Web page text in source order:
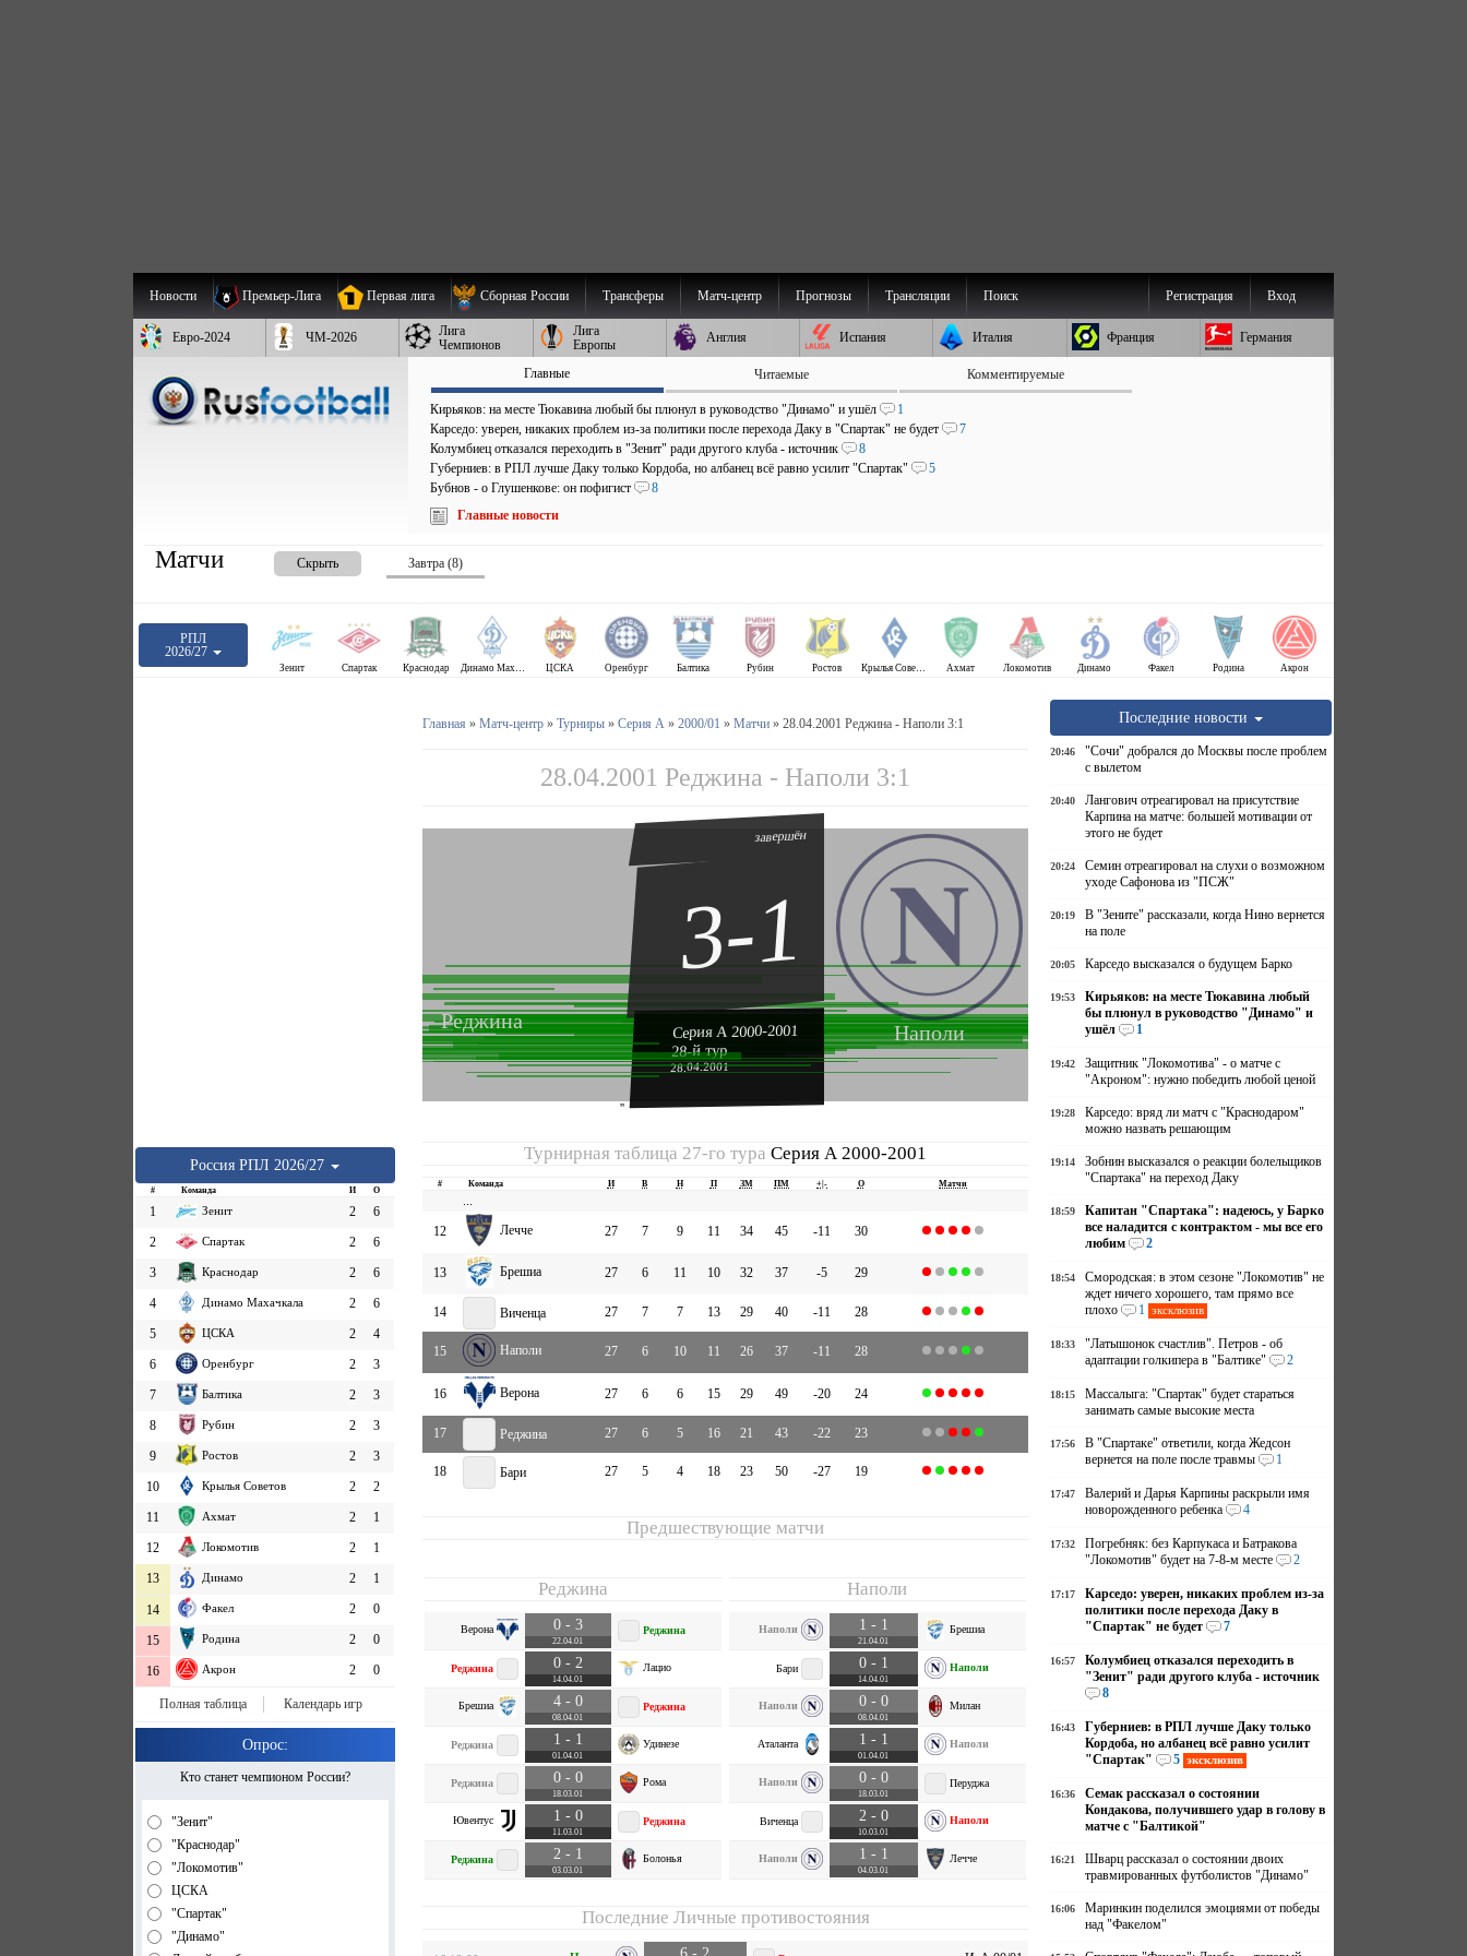
Новости Премьер-Лига Первая лига Сборная России Трансферы Матч-центр Прогнозы Трансляции Поиск Вход
Регистрация
Евро-2024 ЧМ-2026
Лига
Чемпионов
Лига
Европы
Англия Испания Италия Франция Германия
Главные Читаемые Комментируемые
Кирьяков: на месте Тюкавина любый бы плюнул в руководство "Динамо" и ушёл
1
Карседо: уверен, никаких проблем из-за политики после перехода Даку в "Спартак" не будет
7
Колумбиец отказался переходить в "Зенит" ради другого клуба - источник
8
Губерниев: в РПЛ лучше Даку только Кордоба, но албанец всё равно усилит "Спартак"
5
Бубнов - о Глушенкове: он пофигист
8
Главные новости
Матчи Скрыть Завтра (8)
РПЛ
2026/27
Зенит Спартак Краснодар Динамо Махачкала ЦСКА Оренбург Балтика Рубин Ростов Крылья Советов Ахмат Локомотив Динамо Факел Родина Акрон
Россия РПЛ 2026/27
# Команда И О
1 Зенит 2
6
2
Спартак 2
6
3
Краснодар 2
6
4
Динамо Махачкала 2
6
5
ЦСКА 2
4
6
Оренбург 2
3
7
Балтика 2
3
8
Рубин 2
3
9
Ростов 2
3
10
Крылья Советов 2
2
11
Ахмат 2
1
12
Локомотив 2
1
13
Динамо 2 1
14 Факел 2 0
15 Родина 2 0
16 Акрон 2 0
Полная таблица Календарь игр
Опрос:
Кто станет чемпионом России?
"Зенит"
"Краснодар"
"Локомотив"
ЦСКА
"Спартак"
"Динамо"
Главная » Матч-центр» Турниры» Серия А» 2000/01 » Матчи» 28.04.2001 Реджина - Наполи 3:1
28.04.2001 Реджина - Наполи 3:1
Реджина
Наполи
завершён
3-1
Серия А 2000-2001
28-й тур
28.04.2001
''
Турнирная таблица 27-го тураСерия А 2000-2001
# Команда И В Н П ЗМ ПМ +|- О Матчи
...
12
Лечче 27 7 9 11 34 45 -11 30
13 Брешиа 27 6 11 10 32 37 -5 29
14 Виченца 27 7 7 13 29 40 -11 28
15 Наполи 27 6 10 11 26 37 -11 28
16 Верона 27 6 6 15 29 49 -20 24
17 Реджина 27 6 5 16 21 43 -22 23
18 Бари 27 5 4 18 23 50 -27 19
Предшествующие матчи
Реджина
Верона 0 - 3
22.04.01
Реджина
Реджина 0 - 2
14.04.01
Лацио
Брешиа 4 - 0
08.04.01
Реджина
Реджина 1 - 1
01.04.01
Удинезе
Реджина 0 - 0
18.03.01
Рома
Ювентус 1 - 0
11.03.01
Реджина
Реджина 2 - 1
03.03.01
Болонья
Наполи
Наполи 1 - 1
21.04.01
Брешиа
Бари 0 - 1
14.04.01
Наполи
Наполи 0 - 0
08.04.01
Милан
Аталанта 1 - 1
01.04.01
Наполи
Наполи 0 - 0
18.03.01
Перуджа
Виченца 2 - 0
10.03.01
Наполи
Наполи 1 - 1
04.03.01
Лечче
Последние Личные противостояния
Последние новости
20:46
"Сочи" добрался до Москвы после проблем
с вылетом
20:40
Лангович отреагировал на присутствие
Карпина на матче: большей мотивации от
этого не будет
20:24
Семин отреагировал на слухи о возможном
уходе Сафонова из "ПСЖ"
20:19
В "Зените" рассказали, когда Нино вернется
на поле
20:05 Карседо высказался о будущем Барко
19:53
Кирьяков: на месте Тюкавина любый
бы плюнул в руководство "Динамо" и
ушёл
1
19:42
Защитник "Локомотива" - о матче с
"Акроном": нужно победить любой ценой
19:28
Карседо: вряд ли матч с "Краснодаром"
можно назвать решающим
19:14
Зобнин высказался о реакции болельщиков
"Спартака" на переход Даку
18:59
Капитан "Спартака": надеюсь, у Барко
все наладится с контрактом - мы все его
любим
2
18:54
Смородская: в этом сезоне "Локомотив" не
ждет ничего хорошего, там прямо все
плохо
1 эксклюзив
18:33
"Латышонок счастлив". Петров - об
адаптации голкипера в "Балтике"
2
18:15
Массалыга: "Спартак" будет стараться
занимать самые высокие места
17:56
В "Спартаке" ответили, когда Жедсон
вернется на поле после травмы
1
17:47
Валерий и Дарья Карпины раскрыли имя
новорожденного ребенка
4
17:32
Погребняк: без Карпукаса и Батракова
"Локомотив" будет на 7-8-м месте
2
17:17
Карседо: уверен, никаких проблем из-за
политики после перехода Даку в
"Спартак" не будет
7
16:57
Колумбиец отказался переходить в
"Зенит" ради другого клуба - источник
8
16:43
Губерниев: в РПЛ лучше Даку только
Кордоба, но албанец всё равно усилит
"Спартак"
5 эксклюзив
16:36
Семак рассказал о состоянии
Кондакова, получившего удар в голову в
матче с "Балтикой"
16:21
Шварц рассказал о состоянии двоих
травмированных футболистов "Динамо"
16:06
Маринкин поделился эмоциями от победы
над "Факелом"